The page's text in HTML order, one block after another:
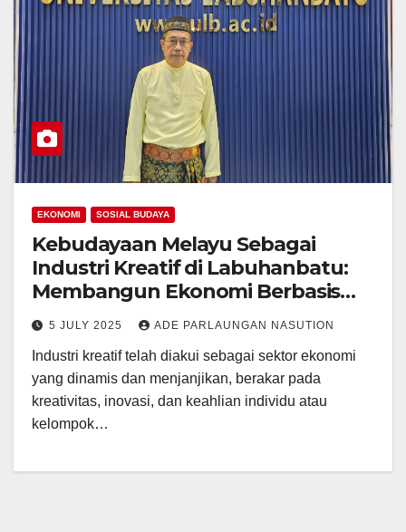
EKONOMI SOSIAL BUDAYA
Kebudayaan Melayu Sebagai
Industri Kreatif di Labuhanbatu:
Membangun Ekonomi Berbasis
Warisan
5 JULY 2025 ADE PARLAUNGAN NASUTION
Industri kreatif telah diakui sebagai sektor ekonomi
yang dinamis dan menjanjikan, berakar pada
kreativitas, inovasi, dan keahlian individu atau
kelompok…